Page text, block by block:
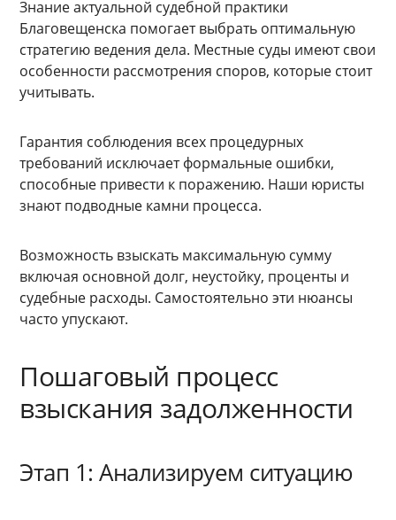
Знание актуальной судебной практики
Благовещенска помогает выбрать оптимальную
стратегию ведения дела. Местные суды имеют свои
особенности рассмотрения споров, которые стоит
учитывать.
Гарантия соблюдения всех процедурных
требований исключает формальные ошибки,
способные привести к поражению. Наши юристы
знают подводные камни процесса.
Возможность взыскать максимальную сумму
включая основной долг, неустойку, проценты и
судебные расходы. Самостоятельно эти нюансы
часто упускают.
Пошаговый процесс
взыскания задолженности
Этап 1: Анализируем ситуацию